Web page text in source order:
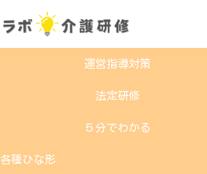
運営指導対策
法定研修
５分でわかる
各種ひな形